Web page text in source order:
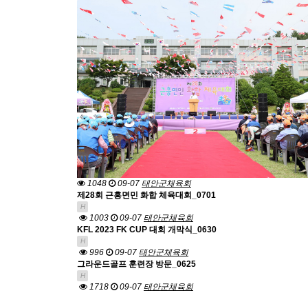
1048 09-07 태안군체육회
제28회 근흥면민 화합 체육대회_0701
H
1003 09-07 태안군체육회
KFL 2023 FK CUP 대회 개막식_0630
H
996 09-07 태안군체육회
그라운드골프 훈련장 방문_0625
H
1718 09-07 태안군체육회